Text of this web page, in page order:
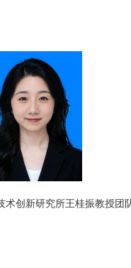
术创新研究所王桂振教授